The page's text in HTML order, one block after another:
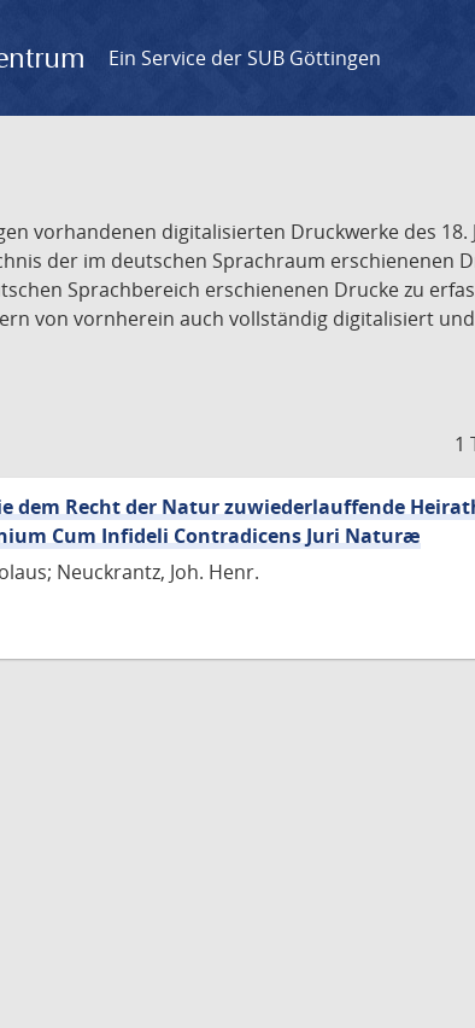
Ein Service der SUB Göttingen
vorhandenen digitalisierten Druckwerke des
der im deutschen Sprachraum erschienenen
Sprachbereich erschienenen Drucke zu
von vornherein auch vollständig digitalisiert
1
dem Recht der Natur zuwiederlauffende
Cum Infideli Contradicens Juri Naturæ
Neuckrantz, Joh. Henr.